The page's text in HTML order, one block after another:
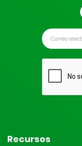
Alternative:
Recursos